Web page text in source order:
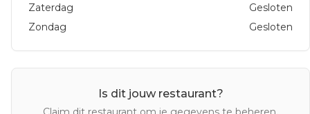
Zaterdag
Gesloten
Zondag
Gesloten
Is dit jouw restaurant?